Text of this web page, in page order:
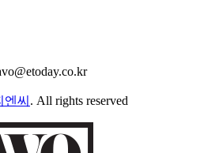
씨 . All rights reserved